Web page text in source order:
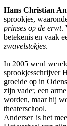
Hans Christian
sprookjes,
prinses op de erwt.
betekenis en vaak
zwavelstokjes.
In 2005 werd
sprookjesschrijver
groeide op in
zijn vader, een
worden, maar hij
theaterschool.
Andersen is het